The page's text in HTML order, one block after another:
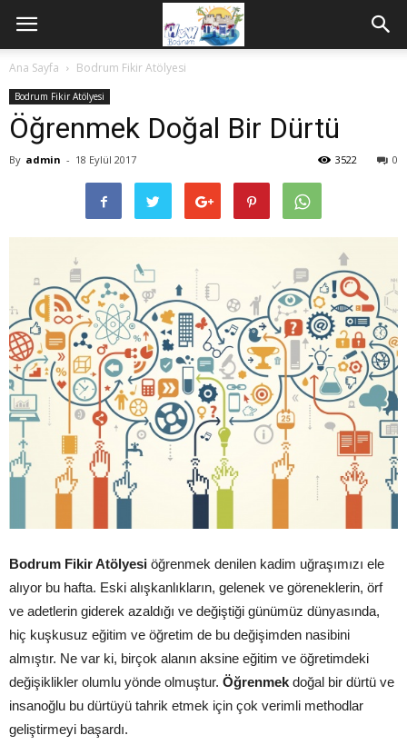
Ana Sayfa Bodrum Fikir Atölyesi
Bodrum Fikir Atölyesi
Öğrenmek Doğal Bir Dürtü
By admin - 18 Eylül 2017 0
3522
Bodrum Fikir Atölyesi öğrenmek denilen kadim uğraşımızı ele
alıyor bu hafta. Eski alışkanlıkların, gelenek ve göreneklerin, örf
ve adetlerin giderek azaldığı ve değiştiği günümüz dünyasında,
hiç kuşkusuz eğitim ve öğretim de bu değişimden nasibini
almıştır. Ne var ki, birçok alanın aksine eğitim ve öğretimdeki
değişiklikler olumlu yönde olmuştur. Öğrenmek doğal bir dürtü ve
insanoğlu bu dürtüyü tahrik etmek için çok verimli methodlar
geliştirmeyi başardı.